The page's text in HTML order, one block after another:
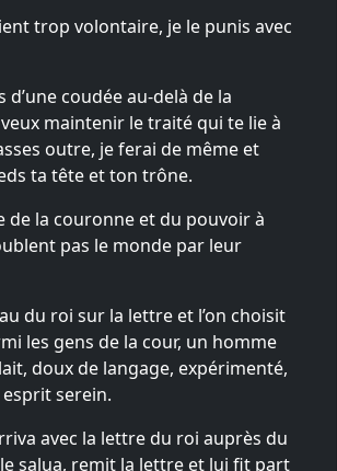
trop volontaire, je le punis avec
d’une coudée au-delà de la
maintenir le traité qui te lie à
outre, je ferai de même et
ta tête et ton trône.
de la couronne et du pouvoir à
pas le monde par leur
du roi sur la lettre et l’on choisit
les gens de la cour, un homme
doux de langage, expérimenté,
serein.
avec la lettre du roi auprès du
salua, remit la lettre et lui fit part